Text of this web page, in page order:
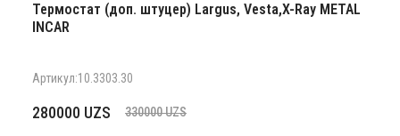
Термостат (доп. штуцер) Largus, Vesta,X-Ray METAL
INCAR
Артикул:10.3303.30
330000UZS
Первоначальная
280000 UZS
Текущая